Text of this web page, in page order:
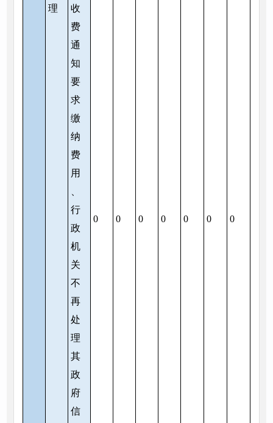
理
收
费
通
知
要
求
缴
纳
费
用
行
政
机
关
不
再
处
理
其
政
府
信
0 0 0 0 0 0 0